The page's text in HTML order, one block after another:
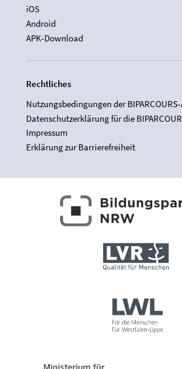
iOS
Android
APK-Download
Rechtliches
Nutzungsbedingungen der
Datenschutzerklärung für die
Impressum
Erklärung zur Barrierefreiheit